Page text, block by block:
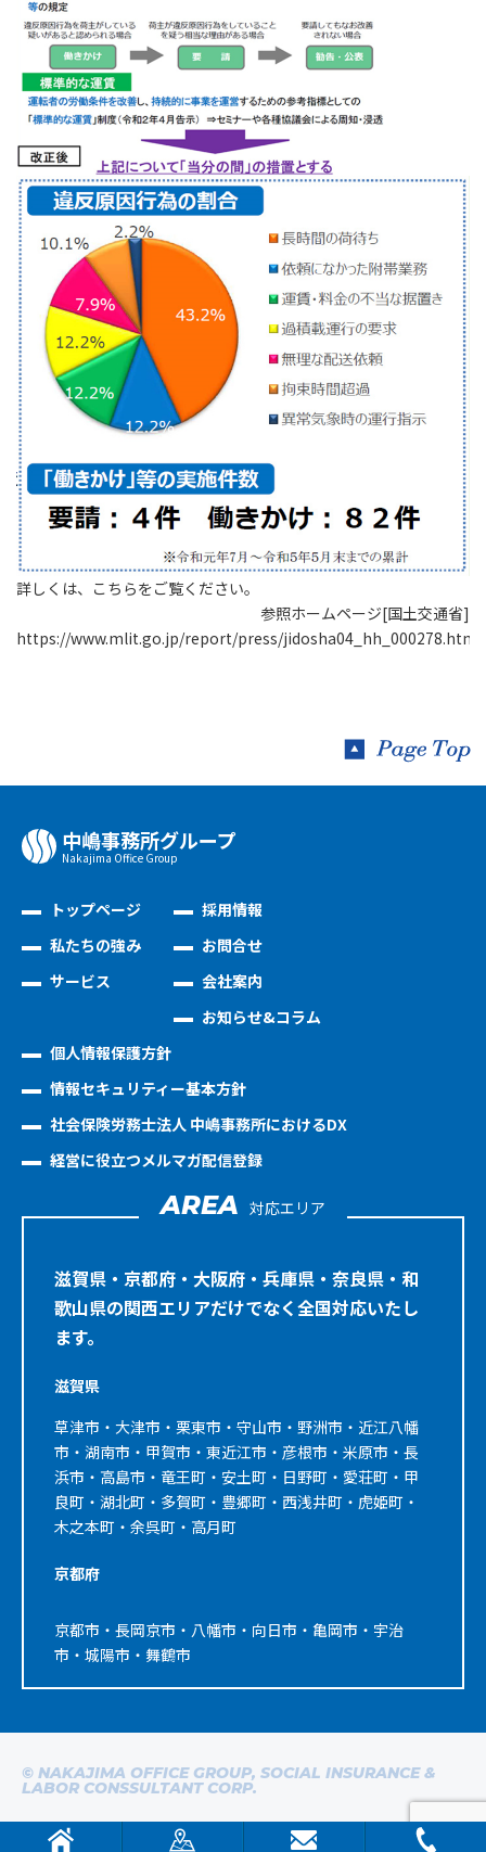
詳しくは、こちらをご覧ください。
参照ホームページ[国土交通省]
https://www.mlit.go.jp/report/press/jidosha04_hh_000278.html
中嶋事務所グループ
Nakajima Oﬃce Group
トップページ
私たちの強み
サービス
採用情報
お問合せ
会社案内
お知らせ&コラム
個人情報保護方針
情報セキュリティー基本方針
社会保険労務士法人 中嶋事務所におけるDX
経営に役立つメルマガ配信登録
AREA 対応エリア
滋賀県・京都府・大阪府・兵庫県・奈良県・和
歌山県の関西エリアだけでなく全国対応いたし
ます。
滋賀県
草津市・大津市・栗東市・守山市・野洲市・近江八幡
市・湖南市・甲賀市・東近江市・彦根市・米原市・長
浜市・高島市・竜王町・安土町・日野町・愛荘町・甲
良町・湖北町・多賀町・豊郷町・西浅井町・虎姫町・
木之本町・余呉町・高月町
京都府
京都市・長岡京市・八幡市・向日市・亀岡市・宇治
市・城陽市・舞鶴市
© NAKAJIMA OFFICE GROUP, SOCIAL INSURANCE &
LABOR CONSSULTANT CORP.